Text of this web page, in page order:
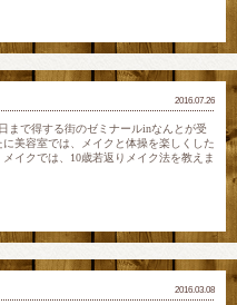
2016.07.26
まで得する街のゼミナールinなんとが受
美容室では、メイクと体操を楽しくした
イクでは、10歳若返りメイク法を教えま
2016.03.08